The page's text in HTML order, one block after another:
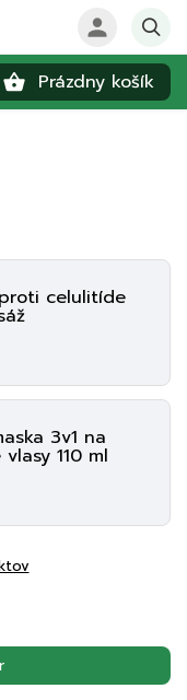
Prázdny košík
celulitíde
3v1 na
110 ml